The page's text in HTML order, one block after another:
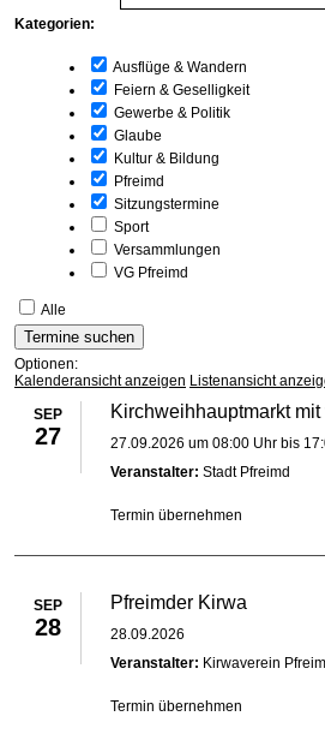
Kategorien:
Ausflüge & Wandern
Feiern & Geselligkeit
Gewerbe & Politik
Glaube
Kultur & Bildung
Pfreimd
Sitzungstermine
Sport
Versammlungen
VG Pfreimd
Alle
Optionen:
Kalenderansicht anzeigen Listenansicht
SEP
27
Kirchweihhauptmarkt
27.09.2026 um 08:00 Uhr bis
Veranstalter: Stadt Pfreimd
Termin übernehmen
SEP
28
Pfreimder Kirwa
28.09.2026
Veranstalter: Kirwaverein
Termin übernehmen